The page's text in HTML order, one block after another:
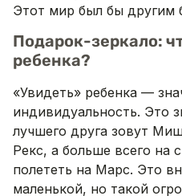
Этот мир был бы другим
Подарок-зеркало:
ребенка?
«Увидеть» ребенка —
индивидуальность. Это
лучшего друга зовут
Рекс, а больше всего на
полететь на Марс. Это
маленькой, но такой